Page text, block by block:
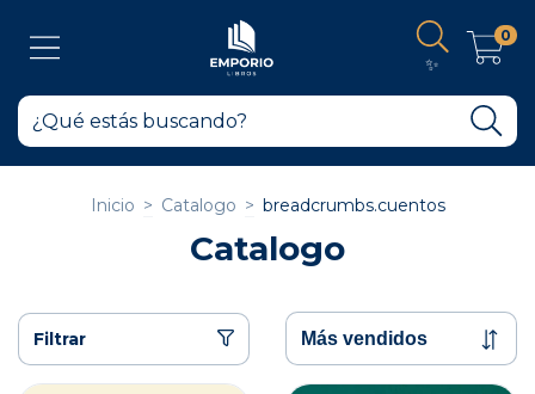
✨
0
Inicio > Catalogo > breadcrumbs.cuentos
Catalogo
Filtrar